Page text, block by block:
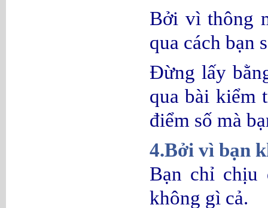
Bởi vì thông
qua cách bạn
Đừng lấy
qua bài kiểm
điểm số mà
4.Bởi vì bạn
Bạn chỉ chịu
không gì cả.